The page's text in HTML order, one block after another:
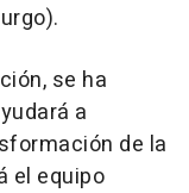
se ha
a
de la
el equipo